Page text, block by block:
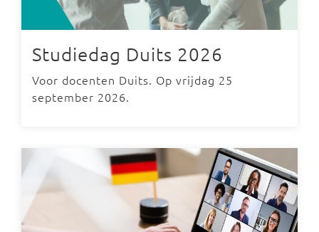
Studiedag Duits 2026
Voor docenten Duits. Op vrijdag 25
september 2026.